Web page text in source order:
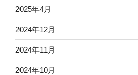
2025年4月
2024年12月
2024年11月
2024年10月